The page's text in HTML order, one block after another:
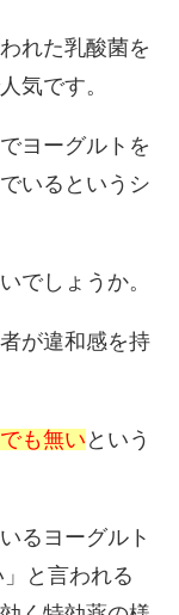
れた乳酸菌を
気です。
ヨーグルトを
いるというシ
でしょうか。
が違和感を持
も無い という
るヨーグルト
と言われる